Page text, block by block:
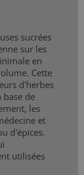
sucrées
sur les
en
Cette
d'herbes
base de
les
et
d'épices.
utilisées